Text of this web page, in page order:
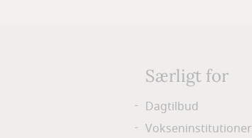
Særligt for
Dagtilbud
Vokseninstitutioner